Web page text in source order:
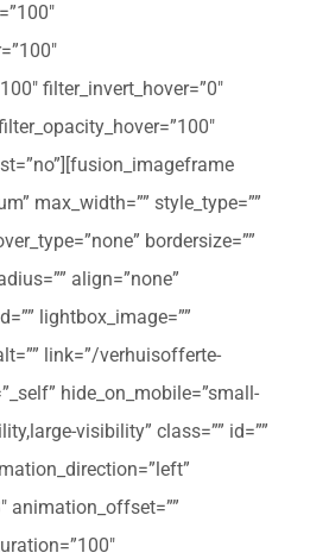
filter_invert_hover=”0″
max_width=”” style_type=””
bordersize=””
align=”none”
lightbox_image=””
link=”/verhuisofferte-
hide_on_mobile=”small-
visibility” class=”” id=””
animation_offset=””